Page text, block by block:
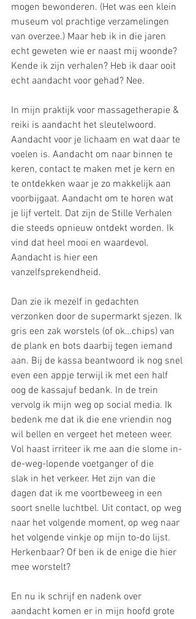
mogen bewonderen. (Het was een klein
museum vol prachtige verzamelingen
van overzee.) Maar heb ik in die jaren
echt geweten wie er naast mij woonde?
Kende ik zijn verhalen? Heb ik daar ooit
echt aandacht voor gehad? Nee.
In mijn praktijk voor massagetherapie &
reiki is aandacht het sleutelwoord.
Aandacht voor je lichaam en wat daar te
voelen is. Aandacht om naar binnen te
keren, contact te maken met je kern en
te ontdekken waar je zo makkelijk aan
voorbijgaat. Aandacht om te horen wat
je lijf vertelt. Dat zijn de Stille Verhalen
die steeds opnieuw ontdekt worden. Ik
vind dat heel mooi en waardevol.
Aandacht is hier een
vanzelfsprekendheid.
Dan zie ik mezelf in gedachten
verzonken door de supermarkt sjezen. Ik
gris een zak worstels (of ok…chips) van
de plank en bots daarbij tegen iemand
aan. Bij de kassa beantwoord ik nog snel
even een appje terwijl ik met een half
oog de kassajuf bedank. In de trein
vervolg ik mijn weg op social media. Ik
bedenk me dat ik die ene vriendin nog
wil bellen en vergeet het meteen weer.
Vol haast irriteer ik me aan die slome in-
de-weg-lopende voetganger of die
slak in het verkeer. Het zijn van die
dagen dat ik me voortbeweeg in een
soort snelle luchtbel. Uit contact, op weg
naar het volgende moment, op weg naar
het volgende vinkje op mijn to-do lijst.
Herkenbaar? Of ben ik de enige die hier
mee worstelt?
En nu ik schrijf en nadenk over
aandacht komen er in mijn hoofd grote